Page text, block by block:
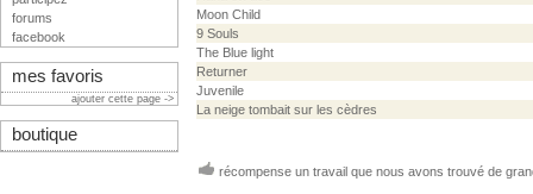
Moon Child
9 Souls
The Blue light
Returner
Juvenile
La neige tombait sur les cèdres
récompense un travail que nous avons trouvé de
forums
facebook
mes favoris
ajouter cette page ->
boutique